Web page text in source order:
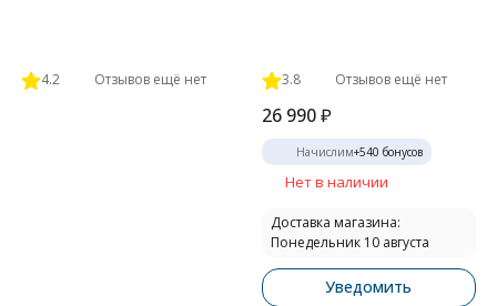
4.2 Отзывов ещё нет 3.8 Отзывов ещё нет
26 990 ₽
Начислим+540 бонусов
Нет в наличии
Доставка магазина:
Понедельник 10 августа
Уведомить